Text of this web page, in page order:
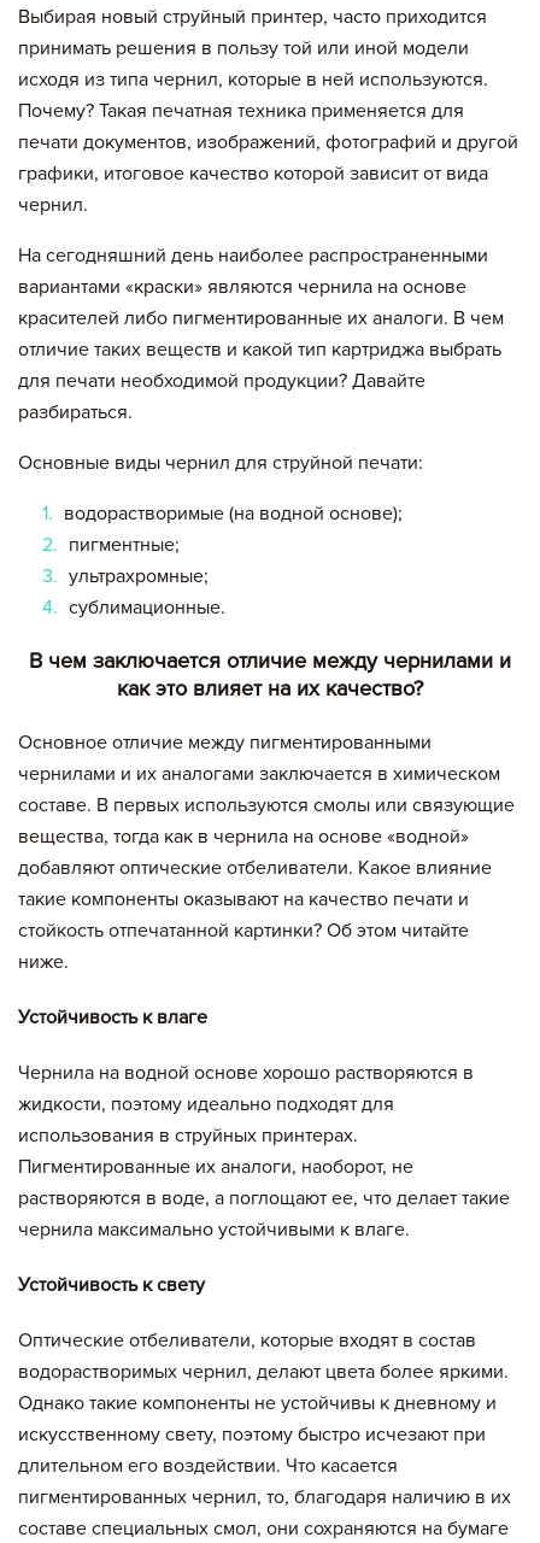
Выбирая новый струйный принтер, часто приходится
принимать решения в пользу той или иной модели
исходя из типа чернил, которые в ней используются.
Почему? Такая печатная техника применяется для
печати документов, изображений, фотографий и другой
графики, итоговое качество которой зависит от вида
чернил.
На сегодняшний день наиболее распространенными
вариантами «краски» являются чернила на основе
красителей либо пигментированные их аналоги. В чем
отличие таких веществ и какой тип картриджа выбрать
для печати необходимой продукции? Давайте
разбираться.
Основные виды чернил для струйной печати:
водорастворимые (на водной основе);
пигментные;
ультрахромные;
сублимационные.
В чем заключается отличие между чернилами и
как это влияет на их качество?
Основное отличие между пигментированными
чернилами и их аналогами заключается в химическом
составе. В первых используются смолы или связующие
вещества, тогда как в чернила на основе «водной»
добавляют оптические отбеливатели. Какое влияние
такие компоненты оказывают на качество печати и
стойкость отпечатанной картинки? Об этом читайте
ниже.
Устойчивость к влаге
Чернила на водной основе хорошо растворяются в
жидкости, поэтому идеально подходят для
использования в струйных принтерах.
Пигментированные их аналоги, наоборот, не
растворяются в воде, а поглощают ее, что делает такие
чернила максимально устойчивыми к влаге.
Устойчивость к свету
Оптические отбеливатели, которые входят в состав
водорастворимых чернил, делают цвета более яркими.
Однако такие компоненты не устойчивы к дневному и
искусственному свету, поэтому быстро исчезают при
длительном его воздействии. Что касается
пигментированных чернил, то, благодаря наличию в их
составе специальных смол, они сохраняются на бумаге